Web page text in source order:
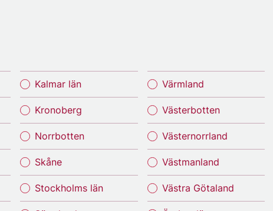
Kalmar län
Kronoberg
Norrbotten
Skåne
Stockholms län
Värmland
Västerbotten
Västernorrland
Västmanland
Västra Götaland